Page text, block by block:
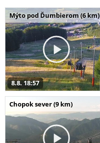
Mýto pod Ďumbierom (6 km)
8.8. 18:57
Chopok sever (9 km)